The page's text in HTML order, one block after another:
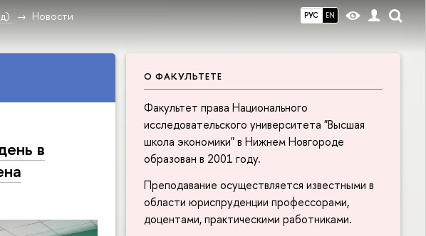
РУС EN
Новости
О ФАКУЛЬТЕТЕ
Факультет права Национального
исследовательского университета "Высшая
школа экономики" в Нижнем Новгороде
образован в 2001 году.
Преподавание осуществляется известными в
области юриспруденции профессорами,
доцентами, практическими работниками.
в